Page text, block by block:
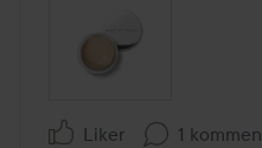
Liker 1